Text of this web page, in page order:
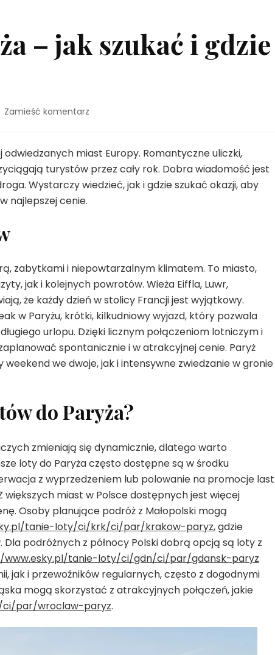
– jak szukać i gdzie
Zamieść komentarz
loty
Paryża
–
miast Europy. Romantyczne uliczki,
turystów przez cały rok. Dobra wiadomość jest
Wystarczy wiedzieć, jak i gdzie szukać okazji, aby
najlepszej cenie.
zabytkami i niepowtarzalnym klimatem. To miasto,
jak i kolejnych powrotów. Wieża Eiffla, Luwr,
że każdy dzień w stolicy Francji jest wyjątkowy.
w Paryżu, krótki, kilkudniowy wyjazd, który pozwala
urlopu. Dzięki licznym połączeniom lotniczym i
spontanicznie i w atrakcyjnej cenie. Paryż
we dwoje, jak i intensywne zwiedzanie w gronie
do Paryża?
zmieniają się dynamicznie, dlatego warto
loty do Paryża często dostępne są w środku
z wyprzedzeniem lub polowanie na promocje last
większych miast w Polsce dostępnych jest więcej
Osoby planujące podróż z Małopolski mogą
tanie-loty/ci/krk/ci/par/krakow-paryz, gdzie
podróżnych z północy Polski dobrą opcją są loty z
tanie-loty/ci/gdn/ci/par/gdansk-paryz
jak i przewoźników regularnych, często z dogodnymi
mogą skorzystać z atrakcyjnych połączeń, jakie
par/wroclaw-paryz.